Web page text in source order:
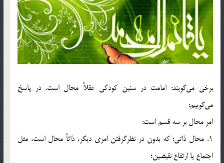
برخی می‌گویند: امامت در سنین کودکی عقلاً محال است. در پاسخ
می‌گوییم:
امر محال بر سه قسم است:
۱. محال ذاتی: که بدون در نظرگرفتن امری دیگر، ذاتاً محال است، مثل
اجتماع یا ارتفاع نقیضین؛